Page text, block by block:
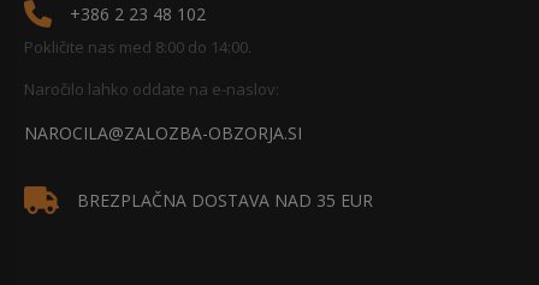
+386 2 23 48 102
Pokličite nas med 8:00 do 14:00.
Naročilo lahko oddate na e-naslov:
NAROCILA@ZALOZBA-OBZORJA.SI
BREZPLAČNA DOSTAVA NAD 35 EUR